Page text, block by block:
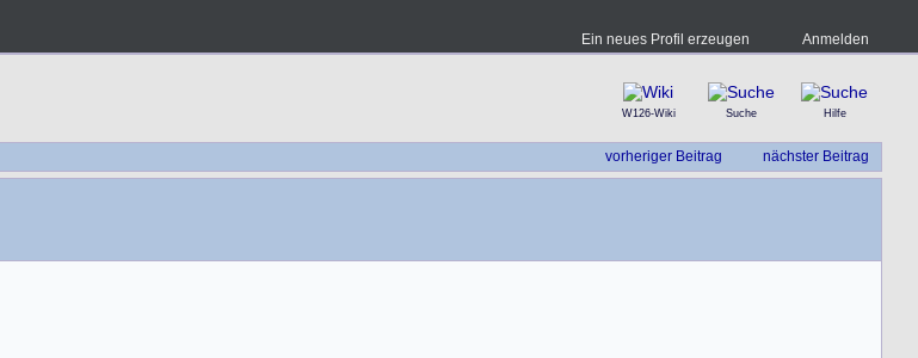
Ein neues Profil erzeugen Anmelden
W126-Wiki Suche Hilfe
vorheriger Beitrag nächster Beitrag